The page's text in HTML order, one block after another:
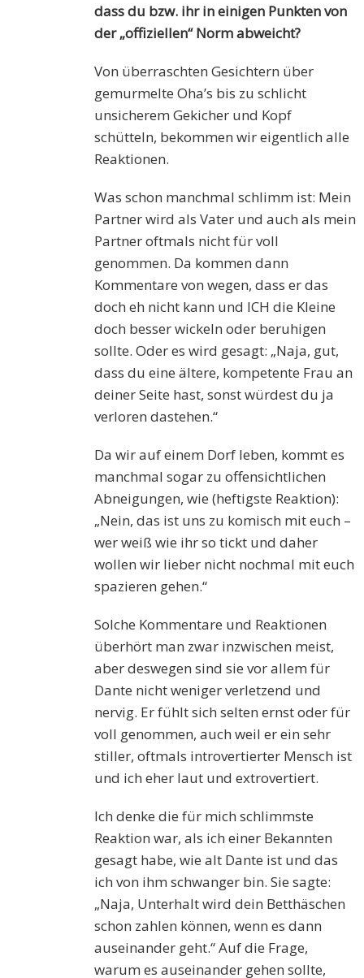
dass du bzw. ihr in einigen Punkten von
der „offiziellen“ Norm abweicht?
Von überraschten Gesichtern über
gemurmelte Oha’s bis zu schlicht
unsicherem Gekicher und Kopf
schütteln, bekommen wir eigentlich alle
Reaktionen.
Was schon manchmal schlimm ist: Mein
Partner wird als Vater und auch als mein
Partner oftmals nicht für voll
genommen. Da kommen dann
Kommentare von wegen, dass er das
doch eh nicht kann und ICH die Kleine
doch besser wickeln oder beruhigen
sollte. Oder es wird gesagt: „Naja, gut,
dass du eine ältere, kompetente Frau an
deiner Seite hast, sonst würdest du ja
verloren dastehen.“
Da wir auf einem Dorf leben, kommt es
manchmal sogar zu offensichtlichen
Abneigungen, wie (heftigste Reaktion):
„Nein, das ist uns zu komisch mit euch –
wer weiß wie ihr so tickt und daher
wollen wir lieber nicht nochmal mit euch
spazieren gehen.“
Solche Kommentare und Reaktionen
überhört man zwar inzwischen meist,
aber deswegen sind sie vor allem für
Dante nicht weniger verletzend und
nervig. Er fühlt sich selten ernst oder für
voll genommen, auch weil er ein sehr
stiller, oftmals introvertierter Mensch ist
und ich eher laut und extrovertiert.
Ich denke die für mich schlimmste
Reaktion war, als ich einer Bekannten
gesagt habe, wie alt Dante ist und das
ich von ihm schwanger bin. Sie sagte:
„Naja, Unterhalt wird dein Betthäschen
schon zahlen können, wenn es dann
auseinander geht.“ Auf die Frage,
warum es auseinander gehen sollte,